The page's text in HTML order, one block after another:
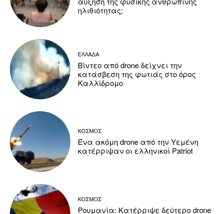
ηλιθιότητας;
ΕΛΛΑΔΑ
Βίντεο από drone δείχνει την
κατάσβεση της φωτιάς στο όρος
Καλλίδρομο
ΚΟΣΜΟΣ
Ένα ακόμη drone από την Υεμένη
κατέρριψαν οι ελληνικοί Patriot
ΚΟΣΜΟΣ
Ρουμανία: Κατέρριψε δεύτερο drone